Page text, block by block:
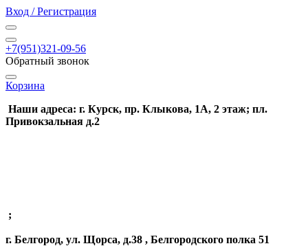
Вход / Регистрация
+7(951)321-09-56
Обратный звонок
Корзина
Наши адреса: г. Курск, пр. Клыкова, 1А, 2 этаж; пл.
Привокзальная д.2
;
г. Белгород, ул. Щорса, д.38 , Белгородского полка 51